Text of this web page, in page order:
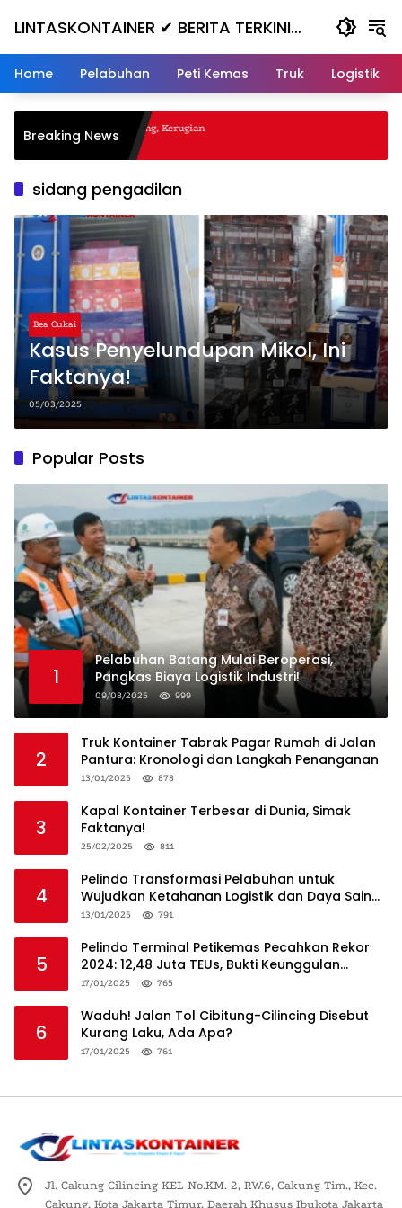
LINTASKONTAINER ✔ BERITA TERKINI
KONTAINER TERBARU HARI INI
Home Pelabuhan Peti Kemas Truk Logistik
Breaking News
Nanjak, Masuk ke Jurang, Kerugian
sidang pengadilan
Bea Cukai
Kasus Penyelundupan Mikol, Ini
Faktanya!
05/03/2025
Popular Posts
1
Pelabuhan Batang Mulai Beroperasi,
Pangkas Biaya Logistik Industri!
09/08/2025 999
2
Truk Kontainer Tabrak Pagar Rumah di Jalan
Pantura: Kronologi dan Langkah Penanganan
13/01/2025 878
3
Kapal Kontainer Terbesar di Dunia, Simak
Faktanya!
25/02/2025 811
4
Pelindo Transformasi Pelabuhan untuk
Wujudkan Ketahanan Logistik dan Daya Saing
Global
13/01/2025 791
5
Pelindo Terminal Petikemas Pecahkan Rekor
2024: 12,48 Juta TEUs, Bukti Keunggulan
Logistik Nasional
17/01/2025 765
6
Waduh! Jalan Tol Cibitung-Cilincing Disebut
Kurang Laku, Ada Apa?
17/01/2025 761
Jl. Cakung Cilincing KEL No.KM. 2, RW.6, Cakung Tim., Kec.
Cakung, Kota Jakarta Timur, Daerah Khusus Ibukota Jakarta